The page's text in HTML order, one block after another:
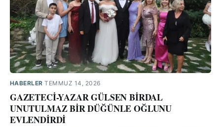
HABERLER·TEMMUZ 14, 2026
GAZETECİ-YAZAR GÜLSEN BİRDAL
UNUTULMAZ BİR DÜĞÜNLE OĞLUNU
EVLENDİRDİ